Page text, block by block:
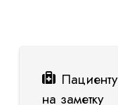
Пациенту
на заметку